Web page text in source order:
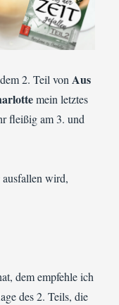
2. Teil vonAus
mein letztes
fleißig am 3. und
ausfallen wird,
dem empfehle ich
des 2. Teils, die